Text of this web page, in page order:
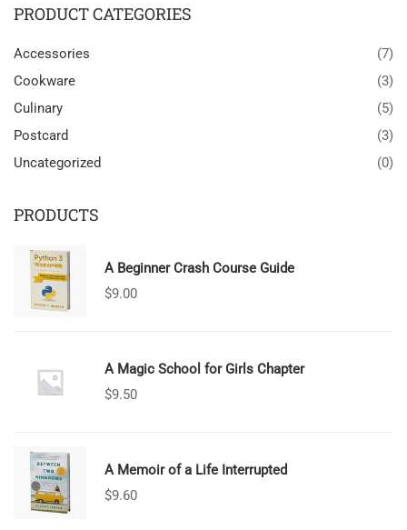
PRODUCT CATEGORIES
Accessories
(7)
Cookware
(3)
Culinary
(5)
Postcard
(3)
Uncategorized
(0)
PRODUCTS
A Beginner Crash Course Guide
$9.00
A Magic School for Girls Chapter
$9.50
A Memoir of a Life Interrupted
$9.60